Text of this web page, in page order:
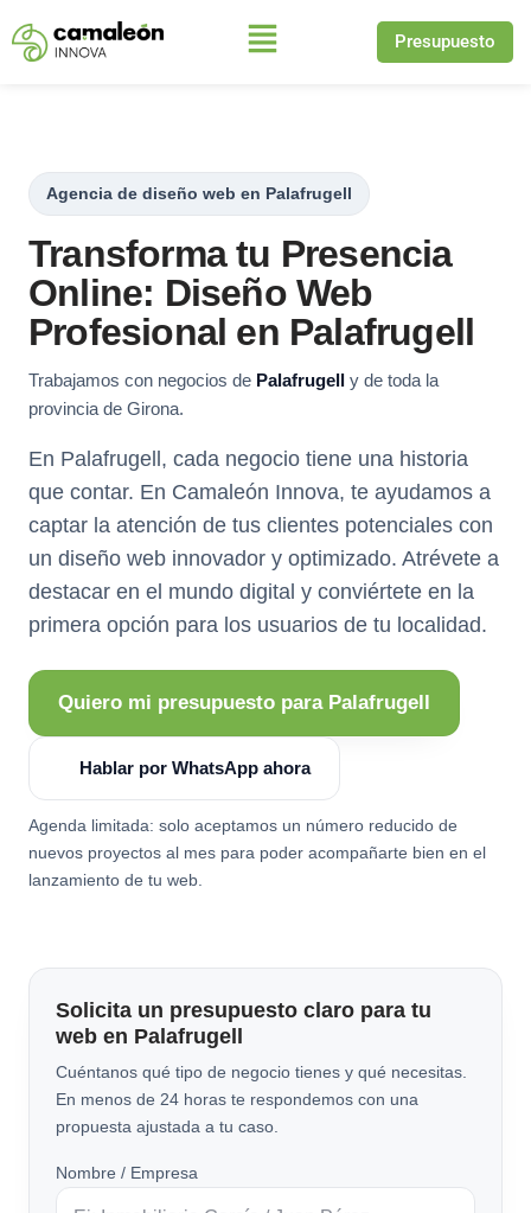
Saltar
Presupuesto
Agencia de diseño web en Palafrugell
Transforma tu Presencia
Online: Diseño Web
Profesional en Palafrugell
Trabajamos con negocios de Palafrugell y de toda la
provincia de Girona.
En Palafrugell, cada negocio tiene una historia
que contar. En Camaleón Innova, te ayudamos a
captar la atención de tus clientes potenciales con
un diseño web innovador y optimizado. Atrévete a
destacar en el mundo digital y conviértete en la
primera opción para los usuarios de tu localidad.
Quiero mi presupuesto para Palafrugell
Hablar por WhatsApp ahora
Agenda limitada: solo aceptamos un número reducido de
nuevos proyectos al mes para poder acompañarte bien en el
lanzamiento de tu web.
Solicita un presupuesto claro para tu
web en Palafrugell
Cuéntanos qué tipo de negocio tienes y qué necesitas.
En menos de 24 horas te respondemos con una
propuesta ajustada a tu caso.
Nombre / Empresa